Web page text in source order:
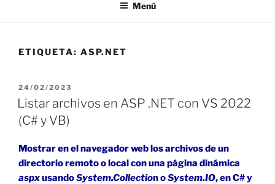
Menú
ETIQUETA: ASP.NET
PUBLICADO
EL
24/02/2023
Listar archivos en ASP .NET con VS 2022
(C# y VB)
Mostrar en el navegador web los archivos de un
directorio remoto o local con una página dinámica
aspxusandoSystem.Collection oSystem.IO, en C# y